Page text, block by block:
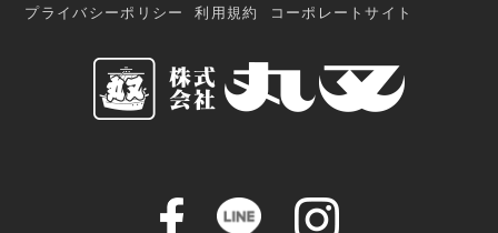
プライバシーポリシー
利用規約 コーポレートサイト